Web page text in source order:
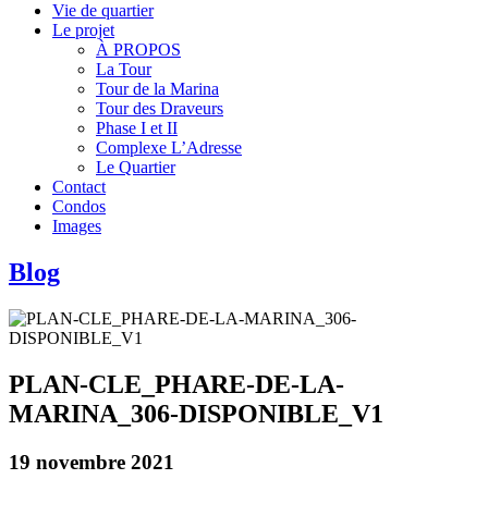
Vie de quartier
Le projet
À PROPOS
La Tour
Tour de la Marina
Tour des Draveurs
Phase I et II
Complexe L’Adresse
Le Quartier
Contact
Condos
Images
Blog
PLAN-CLE_PHARE-DE-LA-
MARINA_306-DISPONIBLE_V1
19 novembre 2021